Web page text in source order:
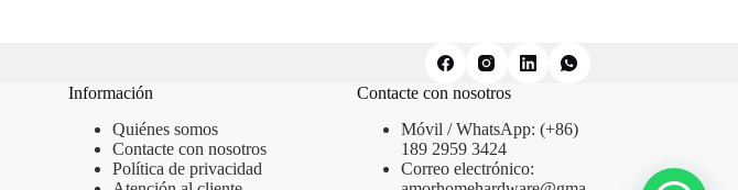
Información
Quiénes somos
Contacte con nosotros
Política de privacidad
Contacte con nosotros
Móvil / WhatsApp: (+86)
189 2959 3424
Correo electrónico: